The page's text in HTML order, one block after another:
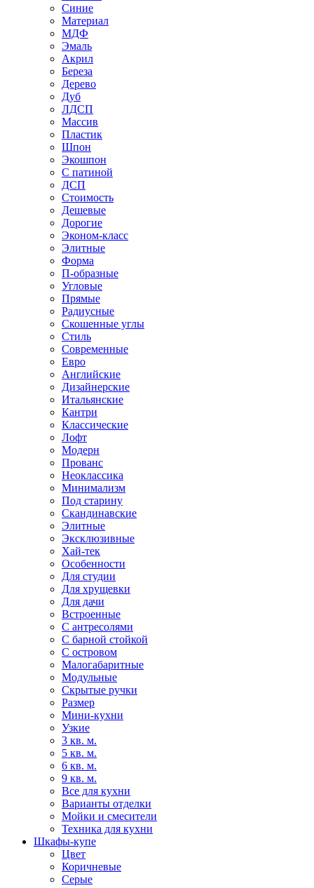
Синие
Материал
МДФ
Эмаль
Акрил
Береза
Дерево
Дуб
ЛДСП
Массив
Пластик
Шпон
Экошпон
С патиной
ДСП
Стоимость
Дешевые
Дорогие
Эконом-класс
Элитные
Форма
П-образные
Угловые
Прямые
Радиусные
Скошенные углы
Стиль
Современные
Евро
Английские
Дизайнерские
Итальянские
Кантри
Классические
Лофт
Модерн
Прованс
Неоклассика
Минимализм
Под старину
Скандинавские
Элитные
Эксклюзивные
Хай-тек
Особенности
Для студии
Для хрущевки
Для дачи
Встроенные
С антресолями
С барной стойкой
С островом
Малогабаритные
Модульные
Скрытые ручки
Размер
Мини-кухни
Узкие
3 кв. м.
5 кв. м.
6 кв. м.
9 кв. м.
Все для кухни
Варианты отделки
Мойки и смесители
Техника для кухни
Шкафы-купе
Цвет
Коричневые
Серые